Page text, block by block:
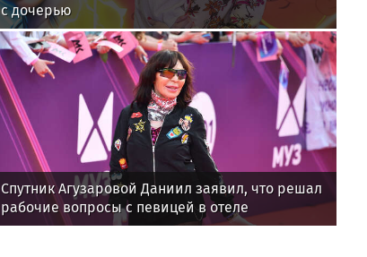
с дочерью
Спутник Агузаровой Даниил заявил, что решал
рабочие вопросы с певицей в отеле